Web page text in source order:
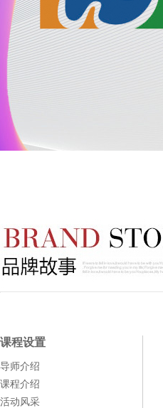
课程设置
导师介绍
课程介绍
活动风采